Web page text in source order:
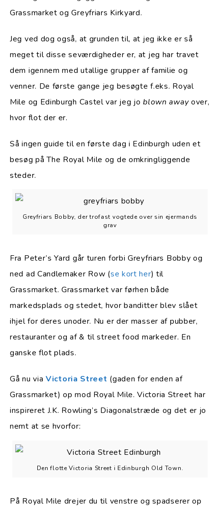
Grassmarket og Greyfriars Kirkyard.
Jeg ved dog også, at grunden til, at jeg ikke er så
meget til disse seværdigheder er, at jeg har travet
dem igennem med utallige grupper af familie og
venner. De første gange jeg besøgte f.eks. Royal
Mile og Edinburgh Castel var jeg joblown awayover,
hvor flot der er.
Så ingen guide til en første dag i Edinburgh uden et
besøg på The Royal Mile og de omkringliggende
steder.
Greyfriars Bobby, der trofast vogtede over sin ejermands
grav
Fra Peter’s Yard går turen forbi Greyfriars Bobby og
ned ad Candlemaker Row (se kort her) til
Grassmarket. Grassmarket var førhen både
markedsplads og stedet, hvor banditter blev slået
ihjel for deres unoder. Nu er der masser af pubber,
restauranter og af & til street food markeder. En
ganske flot plads.
Gå nu via Victoria Street (gaden for enden af
Grassmarket) op mod Royal Mile. Victoria Street har
inspireret J.K. Rowling’s Diagonalstræde og det er jo
nemt at se hvorfor:
Den flotte Victoria Street i Edinburgh Old Town.
På Royal Mile drejer du til venstre og spadserer op